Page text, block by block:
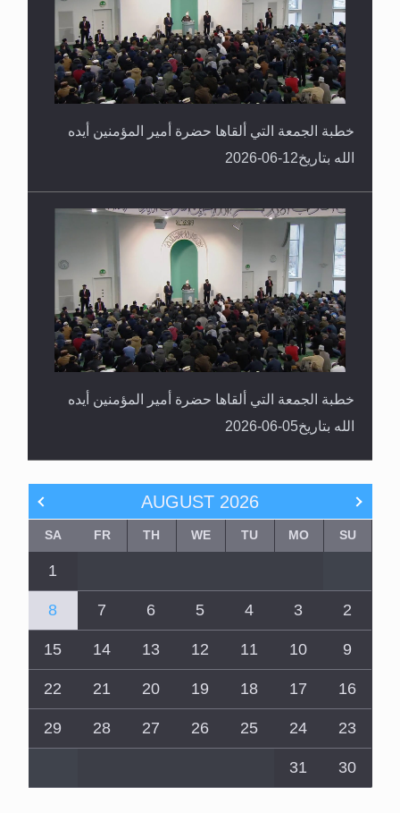
خطبة الجمعة التي ألقاها حضرة أمير المؤمنين أيده
الله بتاريخ12-06-2026
خطبة الجمعة التي ألقاها حضرة أمير المؤمنين أيده
الله بتاريخ05-06-2026
AUGUST 2026
SU
MO
TU
WE
TH
FR
SA
1
2
3
4
5
6
7
8
9
10
11
12
13
14
15
16
17
18
19
20
21
22
23
24
25
26
27
28
29
30
31